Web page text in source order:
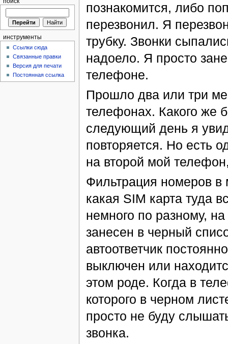
познакомится, либо
перезвонил. Я
трубку. Звонки
надоело. Я просто
телефоне.
Прошло два или три
телефонах. Какого же
следующий день я
повторяется. Но есть
на второй мой
Фильтрация номеров в
какая SIM карта туда
немного по разному,
занесен в черный
автоответчик
выключен или
этом роде. Когда в
которого в черном
просто не буду
звонка.
инструменты
Ссылки сюда
Связанные правки
Версия для печати
Постоянная ссылка